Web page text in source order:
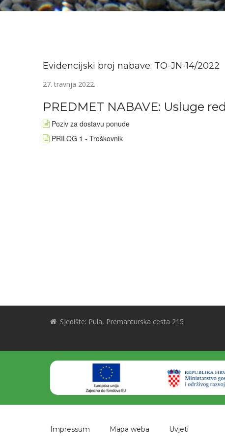
Evidencijski broj nabave: TO-JN-14/2022
27. travnja 2022.
PREDMET NABAVE: Usluge
Poziv za dostavu ponude
PRILOG 1 - Troškovnik
Sjedište: Pula, Premanturska cesta 215
Impressum Mapa weba Uvjeti